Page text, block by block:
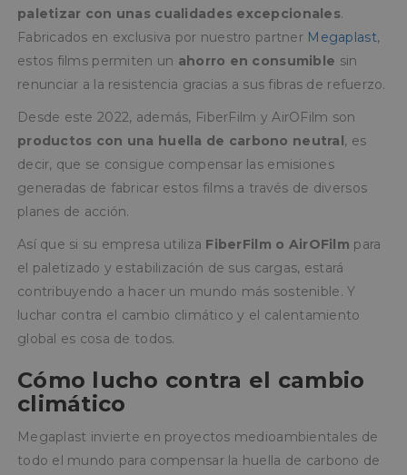
paletizar con unas cualidades excepcionales.
Fabricados en exclusiva por nuestro partner Megaplast,
estos films permiten un ahorro en consumible sin
renunciar a la resistencia gracias a sus fibras de refuerzo.
Desde este 2022, además, FiberFilm y AirOFilm son
productos con una huella de carbono neutral, es
decir, que se consigue compensar las emisiones
generadas de fabricar estos films a través de diversos
planes de acción.
Así que si su empresa utiliza FiberFilm o AirOFilm para
el paletizado y estabilización de sus cargas, estará
contribuyendo a hacer un mundo más sostenible. Y
luchar contra el cambio climático y el calentamiento
global es cosa de todos.
Cómo lucho contra el cambio
climático
Megaplast invierte en proyectos medioambientales de
todo el mundo para compensar la huella de carbono de